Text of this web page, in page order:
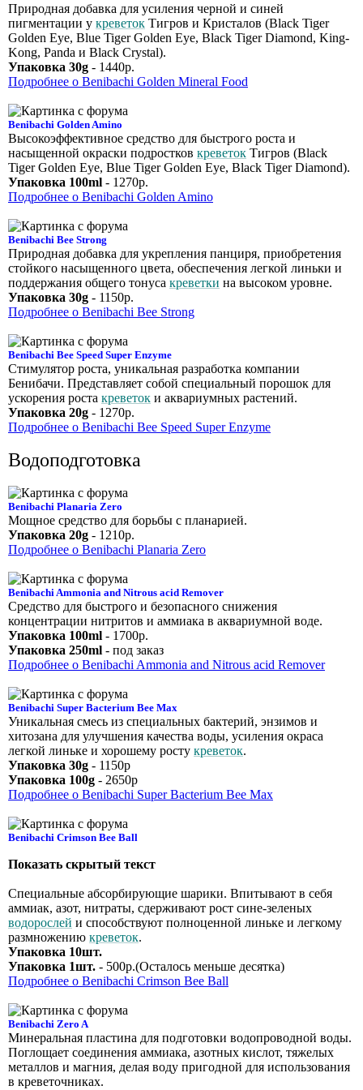
Природная добавка для усиления черной и синей
пигментации у креветок Тигров и Кристалов (Black Tiger
Golden Eye, Blue Tiger Golden Eye, Black Tiger Diamond, King-
Kong, Panda и Black Crystal).
Упаковка 30g - 1440р.
Подробнее о Benibachi Golden Mineral Food
Benibachi Golden Amino
Высокоэффективное средство для быстрого роста и
насыщенной окраски подростков креветок Тигров (Black
Tiger Golden Eye, Blue Tiger Golden Eye, Black Tiger Diamond).
Упаковка 100ml - 1270р.
Подробнее о Benibachi Golden Amino
Benibachi Bee Strong
Природная добавка для укрепления панциря, приобретения
стойкого насыщенного цвета, обеспечения легкой линьки и
поддержания общего тонуса креветки на высоком уровне.
Упаковка 30g - 1150р.
Подробнее о Benibachi Bee Strong
Benibachi Bee Speed Super Enzyme
Стимулятор роста, уникальная разработка компании
Бенибачи. Представляет собой специальный порошок для
ускорения роста креветок и аквариумных растений.
Упаковка 20g - 1270р.
Подробнее о Benibachi Bee Speed Super Enzyme
Водоподготовка
Benibachi Planaria Zero
Мощное средство для борьбы с планарией.
Упаковка 20g - 1210р.
Подробнее о Benibachi Planaria Zero
Benibachi Ammonia and Nitrous acid Remover
Средство для быстрого и безопасного снижения
концентрации нитритов и аммиака в аквариумной воде.
Упаковка 100ml - 1700р.
Упаковка 250ml - под заказ
Подробнее о Benibachi Ammonia and Nitrous acid Remover
Benibachi Super Bacterium Bee Max
Уникальная смесь из специальных бактерий, энзимов и
хитозана для улучшения качества воды, усиления окраса
легкой линьке и хорошему росту креветок.
Упаковка 30g - 1150р
Упаковка 100g - 2650р
Подробнее о Benibachi Super Bacterium Bee Max
Benibachi Crimson Bee Ball
Показать скрытый текст
Cпециальные абсорбирующие шарики. Впитывают в себя
аммиак, азот, нитраты, сдерживают рост сине-зеленых
водорослей и способствуют полноценной линьке и легкому
размножению креветок.
Упаковка 10шт.
Упаковка 1шт. - 500р.(Осталось меньше десятка)
Подробнее о Benibachi Crimson Bee Ball
Benibachi Zero A
Минеральная пластина для подготовки водопроводной воды.
Поглощает соединения аммиака, азотных кислот, тяжелых
металлов и магния, делая воду пригодной для использования
в креветочниках.